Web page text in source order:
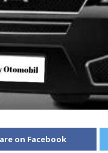
on Facebook